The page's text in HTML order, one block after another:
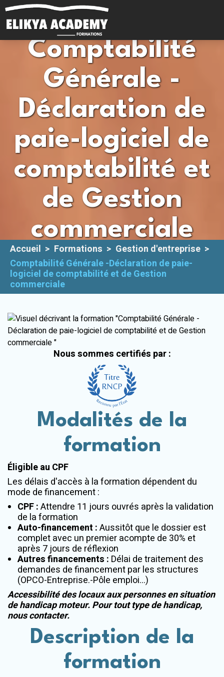
Langues
Logiciels bureautiques
Gestion d'entreprise
Logistique et transport
Autres formations
Titres professionnels
Plateforme
E-learning
Comptabilité
Générale -
Déclaration de
paie-logiciel de
comptabilité et
de Gestion
commerciale
Accueil > Formations > Gestion d'entreprise >
Comptabilité Générale -Déclaration de paie-
logiciel de comptabilité et de Gestion
commerciale
Nous sommes certifiés par :
Modalités de la
formation
Éligible au CPF
Les délais d'accès à la formation dépendent du
mode de financement :
CPF :Attendre 11 jours ouvrés après la validation
de la formation
Auto-financement :Aussitôt que le dossier est
complet avec un premier acompte de 30% et
après 7 jours de réflexion
Autres financements : Délai de traitement des
demandes de financement par les structures
(OPCO-Entreprise.-Pôle emploi...)
Accessibilité des locaux aux personnes en situation
de handicap moteur. Pour tout type de handicap,
nous contacter.
Description de la
formation